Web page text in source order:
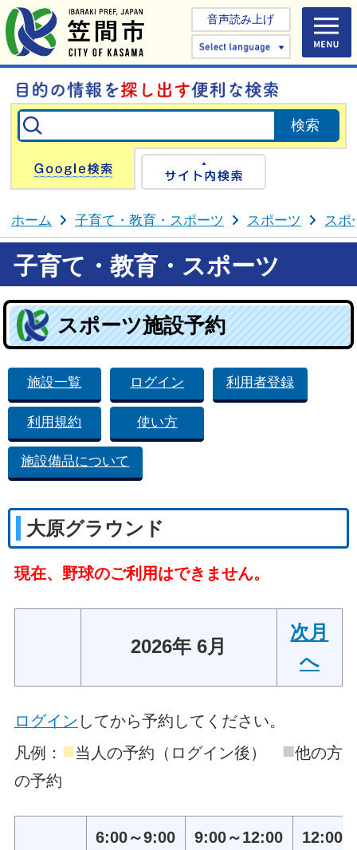
音声読み上げ
Select
Google検索
ホーム 子育て・教育・スポーツ スポーツ スポ
子育て・教育・スポーツ
スポーツ施設予約
施設一覧 ログイン 利用者登録
利用規約 使い方
施設備品について
大原グラウンド
現在、野球のご利用はできません。
2026年 6月
次月
へ
ログイン してから予約してください。
凡例： ■当人の予約（ログイン後） ■他の方
の予約
6:00～9:00 9:00～12:00 12:00